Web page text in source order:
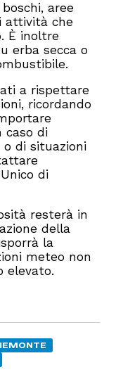
aree
attività che
È inoltre
erba secca o
a rispettare
ricordando
caso di
di situazioni
di
resterà in
della
la
meteo non
elevato.